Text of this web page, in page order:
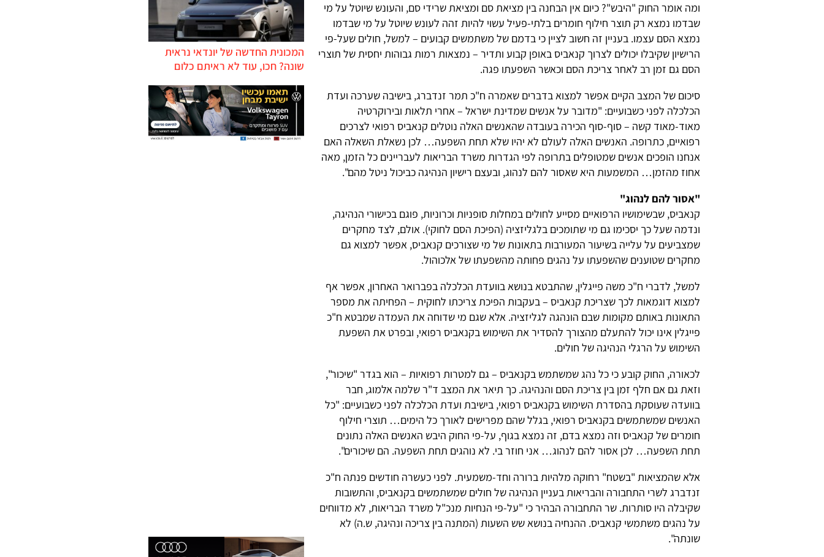
ומה אומר החוק "היבש"? כיום אין הבחנה בין מציאת סם ומציאת שרידי סם, והעונש שיוטל על מי
שבדמו נמצא רק תוצר חילוף חומרים בלתי-פעיל עשוי להיות זהה לעונש שיוטל על מי שבדמו
נמצא הסם עצמו. בעניין זה חשוב לציין כי בדמם של משתמשים קבועים – למשל, חולים שעל-פי
הרישיון שקיבלו יכולים לצרוך קנאביס באופן קבוע ותדיר – נמצאות רמות גבוהות יחסית של תוצרי
הסם גם זמן רב לאחר צריכת הסם וכאשר השפעתו פגה.
סיכום של המצב הקיים אפשר למצוא בדברים שאמרה ח"כ תמר זנדברג, בישיבה שערכה ועדת
הכלכלה לפני כשבועיים: "מדובר על אנשים שמדינת ישראל – אחרי תלאות ובירוקרטיה
מאוד-מאוד קשה – סוף-סוף הכירה בעובדה שהאנשים האלה נוטלים קנאביס רפואי לצרכים
רפואיים, כתרופה. האנשים האלה לעולם לא יהיו שלא תחת השפעה… לכן נשאלת השאלה האם
אנחנו הופכים אנשים שמטופלים בתרופה לפי הגדרות משרד הבריאות לעבריינים כל הזמן, מאה
אחוז מהזמן… המשמעות היא שאסור להם לנהוג, ובעצם רישיון הנהיגה כביכול ניטל מהם".
"אסור להם לנהוג"
קנאביס, שבשימושיו הרפואיים מסייע לחולים במחלות סופניות וכרוניות, פוגם בכישורי הנהיגה,
ונדמה שעל כך יסכימו גם מי שתומכים בלגליזציה (הפיכת הסם לחוקי). אולם, לצד מחקרים
שמצביעים על עלייה בשיעור המעורבות בתאונות של מי שצורכים קנאביס, אפשר למצוא גם
מחקרים שטוענים שהשפעתו על נהגים פחותה מהשפעתו של אלכוהול.
למשל, לדברי ח"כ משה פייגלין, שהתבטא בנושא בוועדת הכלכלה בפברואר האחרון, אפשר אף
למצוא דוגמאות לכך שצריכת קנאביס – בעקבות הפיכת צריכתו לחוקית – הפחיתה את מספר
התאונות באותם מקומות שבם הונהגה לגליזציה. אלא שגם מי שדוחה את העמדה שמבטא ח"כ
פייגלין אינו יכול להתעלם מהצורך להסדיר את השימוש בקנאביס רפואי, ובפרט את השפעת
השימוש על הרגלי הנהיגה של חולים.
לכאורה, החוק קובע כי כל נהג שמשתמש בקנאביס – גם למטרות רפואיות – הוא בגדר "שיכור",
וזאת גם אם חלף זמן בין צריכת הסם והנהיגה. כך תיאר את המצב ד"ר שלמה אלמוג, חבר
בוועדה שעוסקת בהסדרת השימוש בקנאביס רפואי, בישיבת ועדת הכלכלה לפני כשבועיים: "כל
האנשים שמשתמשים בקנאביס רפואי, בגלל שהם מפרישים לאורך כל הימים… תוצרי חילוף
חומרים של קנאביס וזה נמצא בדם, זה נמצא בגוף, על-פי החוק היבש האנשים האלה נתונים
תחת השפעה… לכן אסור להם לנהוג… אני חוזר בי. לא נוהגים תחת השפעה. הם שיכורים".
אלא שהמציאות "בשטח" רחוקה מלהיות ברורה וחד-משמעית. לפני כעשרה חודשים פנתה ח"כ
זנדברג לשרי התחבורה והבריאות בעניין הנהיגה של חולים שמשתמשים בקנאביס, והתשובות
שקיבלה היו סותרות. שר התחבורה הבהיר כי "על-פי הנחיות מנכ"ל משרד הבריאות, לא מדווחים
על נהגים משתמשי קנאביס. ההנחיה בנושא שש השעות (המתנה בין צריכה ונהיגה, ש.ה) לא
שונתה".
המכונית החדשה של יונדאי נראית
שונה? חכו, עוד לא ראיתם כלום